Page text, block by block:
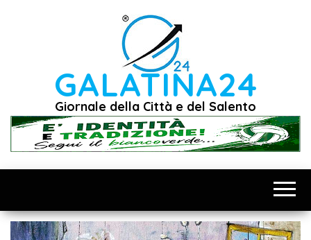
GALATINA24
Giornale della Città e del Salento